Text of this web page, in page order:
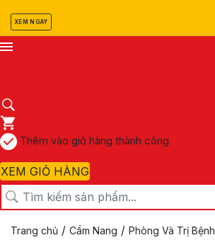
XEM NGAY
Thêm vào giỏ hàng thành công
XEM GIỎ HÀNG
Trang chủ / Cẩm Nang / Phòng Và Trị Bệnh